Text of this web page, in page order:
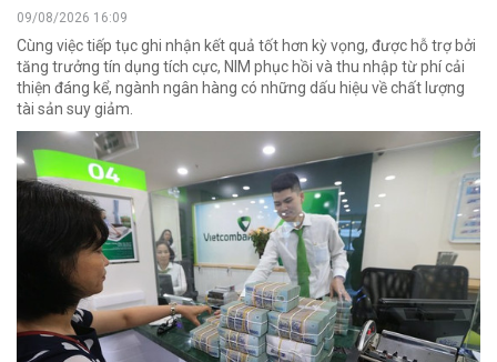
09/08/2026 16:09
Cùng việc tiếp tục ghi nhận kết quả tốt hơn kỳ vọng, được hỗ trợ bởi
tăng trưởng tín dụng tích cực, NIM phục hồi và thu nhập từ phí cải
thiện đáng kể, ngành ngân hàng có những dấu hiệu về chất lượng
tài sản suy giảm.